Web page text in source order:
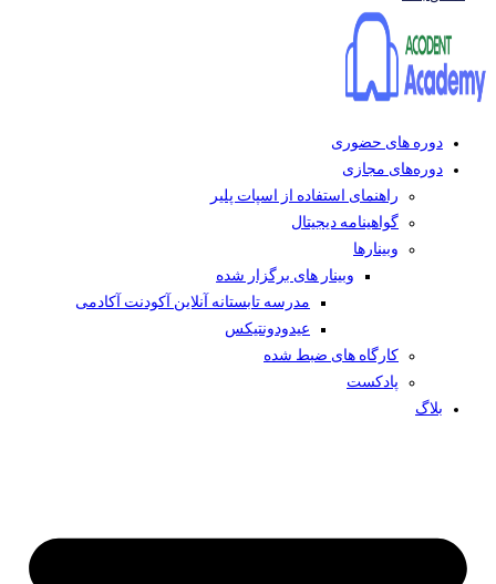
دوره های حضوری
دوره‌های مجازی
راهنمای استفاده از اسپات پلیر
گواهینامه دیجیتال
وبینار‌ها
وبینار های برگزار شده
مدرسه تابستانه آنلاین آکودنت آکادمی
عیدودونتیکس
کارگاه های ضبط شده
پادکست
بلاگ